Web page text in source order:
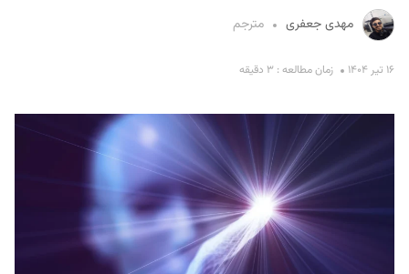
مهدی جعفری مترجم
۱۶ تیر ۱۴۰۴ زمان مطالعه : ۳ دقیقه